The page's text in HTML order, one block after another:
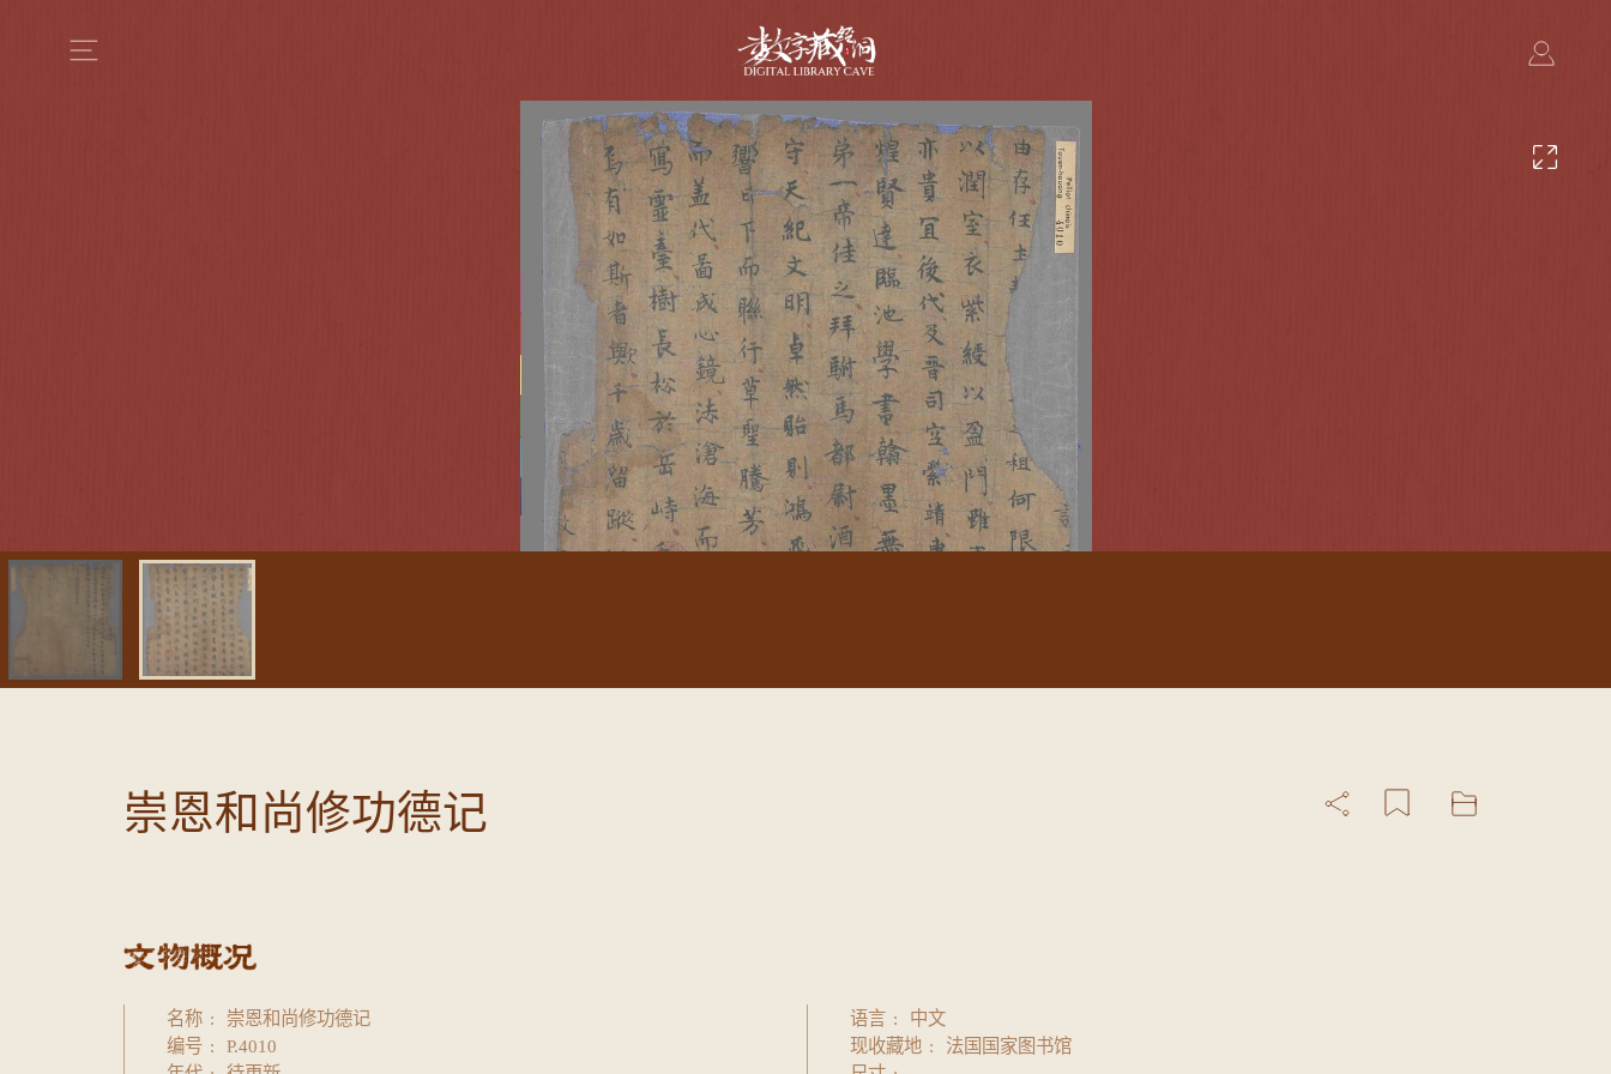
崇恩和尚修功德记
名称
崇恩和尚修功德记
编号
P.4010
语言
中文
现收藏地
法国国家图书馆